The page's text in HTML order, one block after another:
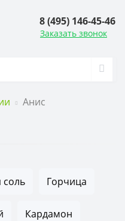
8 (495) 146-45-46
Заказать звонок
Анис
соль Горчица
Кардамон